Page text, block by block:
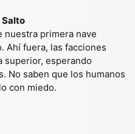
Salto
nuestra primera nave
Ahí fuera, las facciones
superior, esperando
No saben que los humanos
con miedo.